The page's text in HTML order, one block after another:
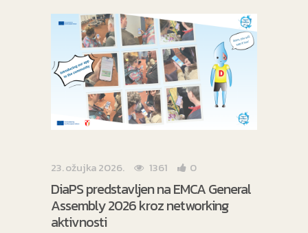
23. ožujka 2026. 1361 0
DiaPS predstavljen na EMCA General
Assembly 2026 kroz networking
aktivnosti